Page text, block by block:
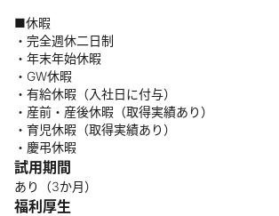
■休暇
・完全週休二日制
・年末年始休暇
・GW休暇
・有給休暇（入社日に付与）
・産前・産後休暇（取得実績あり）
・育児休暇（取得実績あり）
・慶弔休暇
試用期間
あり（3か月）
福利厚生